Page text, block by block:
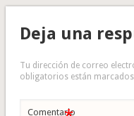
Deja una
Tu dirección de correo
obligatorios están
Comentario